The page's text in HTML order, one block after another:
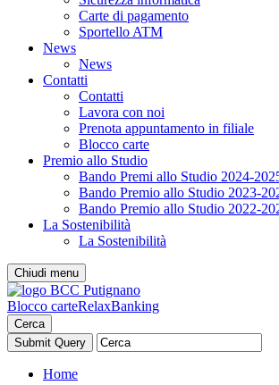
Carte di pagamento
Sportello ATM
News
News
Contatti
Contatti
Lavora con noi
Prenota appuntamento in filiale
Blocco carte
Premio allo Studio
Bando Premi allo Studio 2024-
Bando Premio allo Studio 2023-
Bando Premio allo Studio 2022-
La Sostenibilità
La Sostenibilità
Chiudi menu
Blocco carteRelaxBanking
Cerca
Home